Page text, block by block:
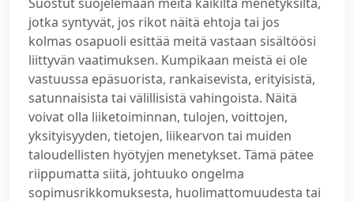
jotka syntyvät, jos rikot näitä ehtoja tai jos
kolmas osapuoli esittää meitä vastaan sisältöösi
liittyvän vaatimuksen. Kumpikaan meistä ei ole
vastuussa epäsuorista, rankaisevista, erityisistä,
satunnaisista tai välillisistä vahingoista. Näitä
voivat olla liiketoiminnan, tulojen, voittojen,
yksityisyyden, tietojen, liikearvon tai muiden
taloudellisten hyötyjen menetykset. Tämä pätee
riippumatta siitä, johtuuko ongelma
sopimusrikkomuksesta, huolimattomuudesta tai